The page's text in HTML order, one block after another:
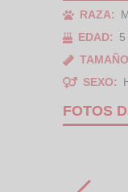
RAZA:
EDAD:
SEXO:
FOTOS